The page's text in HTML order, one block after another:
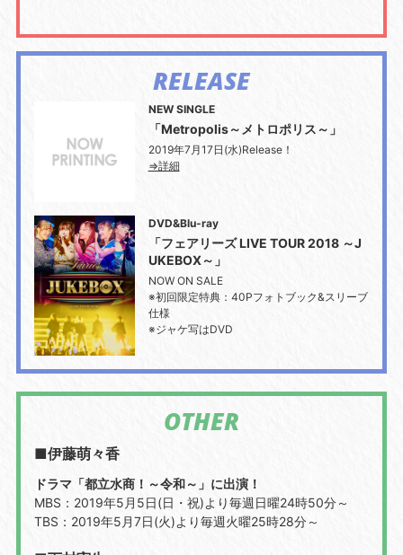
RELEASE
NEW SINGLE
「Metropolis～メトロポリス～」
2019年7月17日(水)Release！
⇒詳細
DVD&Blu-ray
「フェアリーズ LIVE TOUR 2018 ～J
UKEBOX～」
NOW ON SALE
※初回限定特典：40Pフォトブック&スリーブ
仕様
※ジャケ写はDVD
OTHER
■伊藤萌々香
ドラマ「都立水商！～令和～」に出演！
MBS：2019年5月5日(日・祝)より毎週日曜24時50分～
TBS：2019年5月7日(火)より毎週火曜25時28分～